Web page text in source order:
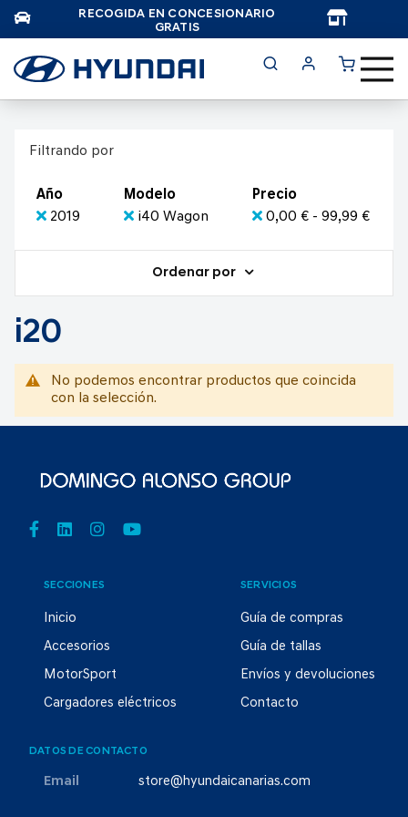
RECOGIDA EN CONCESIONARIO
GRATIS
Filtrando por
Año
2019
Modelo
i40 Wagon
Precio
0,00 € - 99,99 €
Ordenar por
i20
No podemos encontrar productos que coincida
con la selección.
SECCIONES
Inicio
Accesorios
MotorSport
Cargadores eléctricos
SERVICIOS
Guía de compras
Guía de tallas
Envíos y devoluciones
Contacto
DATOS DE CONTACTO
Email store@hyundaicanarias.com